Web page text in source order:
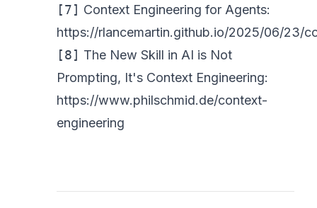
[7] Context Engineering for Agents:
https://rlancemartin.github.io/2025/06/23/
[8] The New Skill in AI is Not
Prompting, It's Context Engineering:
https://www.philschmid.de/context-
engineering